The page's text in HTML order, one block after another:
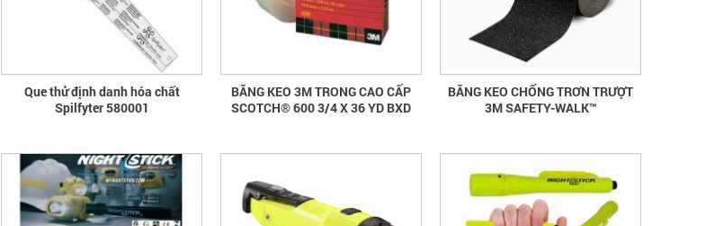
Que thử định danh hóa chất
Spilfyter 580001
BĂNG KEO 3M TRONG CAO CẤP
SCOTCH® 600 3/4 X 36 YD BXD
BĂNG KEO CHỐNG TRƠN TRƯỢT
3M SAFETY-WALK™